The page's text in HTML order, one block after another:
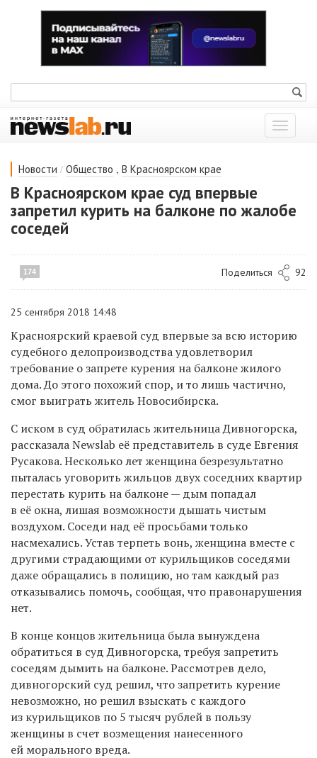
Показать
меню
Новости / Общество , В Красноярском крае
В Красноярском крае суд впервые
запретил курить на балконе по жалобе
соседей
174 Поделиться 92
25 сентября 2018 14:48
Красноярский краевой суд впервые за всю историю
судебного делопроизводстваудовлетворил
требование о запрете курения на балконе жилого
дома.До этого похожий спор, и то лишь частично,
смог выиграть житель Новосибирска.
С иском в суд обратилась жительница Дивногорска,
рассказала Newslab её представитель в суде Евгения
Русакова. Несколько лет женщина безрезультатно
пыталась уговорить жильцов двух соседних квартир
перестать курить на балконе — дым попадал
в её окна, лишая возможности дышать чистым
воздухом. Соседи над её просьбами только
насмехались. Устав терпеть вонь, женщина вместе с
другими страдающими от курильщиков соседями
даже обращались в полицию, но там каждый раз
отказывались помочь, сообщая, что правонарушения
нет.
В конце концов жительница была вынуждена
обратиться в суд Дивногорска, требуя запретить
соседям дымить на балконе. Рассмотрев дело,
дивногорский суд решил, что запретить курение
невозможно, но решил взыскать с каждого
из курильщиков по 5 тысяч рублей в пользу
женщины в счет возмещения нанесенного
ей морального вреда.